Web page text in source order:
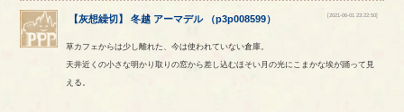
【灰想繰切】冬越 アーマデル（p3p008599） [2021-06-01 23:22:50]
草カフェからは少し離れた、今は使われていない倉庫。
天井近くの小さな明かり取りの窓から差し込むほそい月の光にこまかな埃が踊って見
える。